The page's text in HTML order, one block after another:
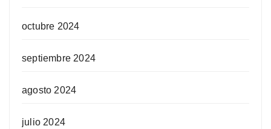
octubre 2024
septiembre 2024
agosto 2024
julio 2024